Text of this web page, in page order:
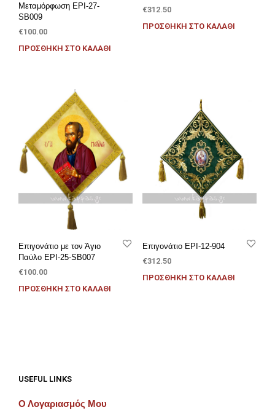
Μεταμόρφωση EPI-27-
SB009
€100.00
ΠΡΟΣΘΉΚΗ ΣΤΟ ΚΑΛΆΘΙ
€312.50
ΠΡΟΣΘΉΚΗ ΣΤΟ ΚΑΛΆΘΙ
Επιγονάτιο με τον Άγιο
Παύλο EPI-25-SB007
€100.00
ΠΡΟΣΘΉΚΗ ΣΤΟ ΚΑΛΆΘΙ
Επιγονάτιο EPI-12-904
€312.50
ΠΡΟΣΘΉΚΗ ΣΤΟ ΚΑΛΆΘΙ
USEFUL LINKS
Ο Λογαριασμός Μου